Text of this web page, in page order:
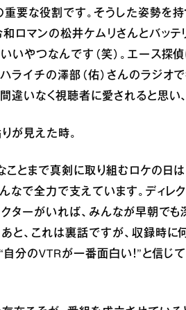
要な役割です。そうした姿勢を
ロマンの松井ケムリさんとバッテ
いやつなんです（笑）。エース探
ライチの澤部（佑）さんのラジオ
違いなく視聴者に愛されると思い、
が見えた時。
ことまで真剣に取り組むロケの日
なで全力で支えています。ディレ
ターがいれば、みんなが早朝でも
と、これは裏話ですが、収録時に
分のVTRが一番面白い！”と信じ